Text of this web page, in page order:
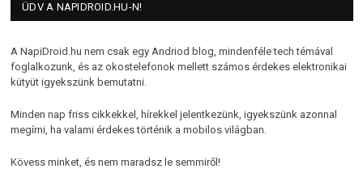
ÜDV A NAPIDROID.HU-N!
A NapiDroid.hu nem csak egy Andriod blog, mindenféle tech témával
foglalkozunk, és az okostelefonok mellett számos érdekes elektronikai
kütyüt igyekszünk bemutatni.
Minden nap friss cikkekkel, hírekkel jelentkezünk, igyekszünk azonnal
megírni, ha valami érdekes történik a mobilos világban.
Kövess minket, és nem maradsz le semmiről!